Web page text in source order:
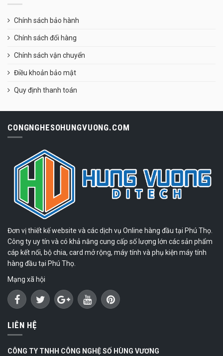
Chính sách bảo hành
Chính sách đổi hàng
Chính sách vận chuyển
Điều khoản bảo mật
Quy định thanh toán
CONGNGHESOHUNGVUONG.COM
Đơn vị thiết kế website và các dịch vụ Online hàng đầu tại Phú Thọ.
Công ty uy tín và có khả năng cung cấp số lượng lớn các sản phẩm
cáp kết nối, bộ chia, card mở rộng, máy tính và phụ kiện máy tính
hàng đầu tại Phú Thọ.
Mạng xã hội
LIÊN HỆ
CÔNG TY TNHH CÔNG NGHỆ SỐ HÙNG VƯƠNG